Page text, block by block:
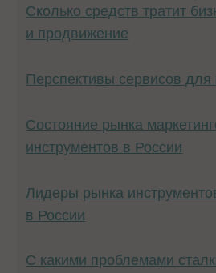
Сколько средств тратит
и продвижение
Перспективы сервисов для
Состояние рынка
инструментов в России
Лидеры рынка
в России
С какими проблемами